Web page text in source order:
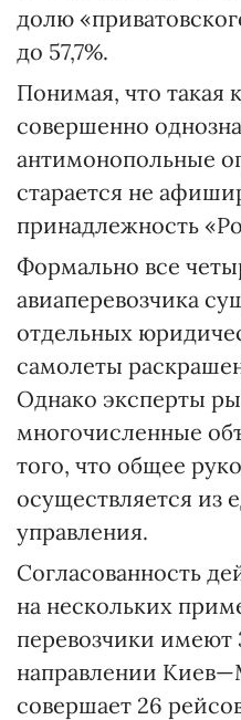
долю
до 57,7%.
Понимая, что такая
совершенно
антимонопольные
старается не
принадлежность
Формально все
авиаперевозчика
отдельных
самолеты
Однако эксперты
многочисленные
того, что общее
осуществляется из
управления.
Согласованность
на нескольких
перевозчики имеют
направлении
совершает 26